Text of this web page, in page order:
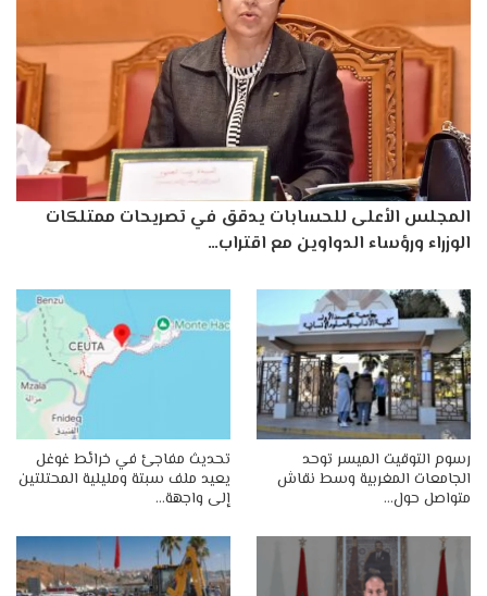
المجلس الأعلى للحسابات يدقق في تصريحات ممتلكات
الوزراء ورؤساء الدواوين مع اقتراب…
رسوم التوقيت الميسر توحد
الجامعات المغربية وسط نقاش
متواصل حول…
تحديث مفاجئ في خرائط غوغل
يعيد ملف سبتة ومليلية المحتلتين
إلى واجهة…